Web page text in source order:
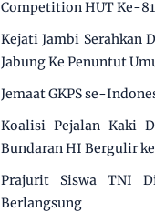
Competition HUT Ke-
Kejati Jambi Serahkan
Jabung Ke Penuntut
Jemaat GKPS se-
Koalisi Pejalan Kaki
Bundaran HI Bergulir
Prajurit Siswa TNI
Berlangsung